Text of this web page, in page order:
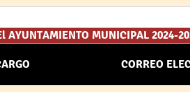
AYUNTAMIENTO MUNICIPAL 2024-
CORREO